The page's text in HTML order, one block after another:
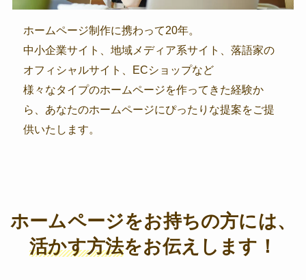
ホームページ制作に携わって20年。
中小企業サイト、地域メディア系サイト、落語家の
オフィシャルサイト、ECショップなど
様々なタイプのホームページを作ってきた経験か
ら、あなたのホームページにぴったりな提案をご提
供いたします。
ホームページをお持ちの方には、
活かす方法をお伝えします！